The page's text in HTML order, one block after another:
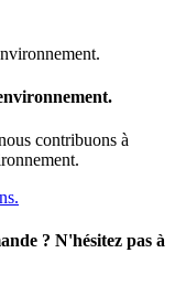
contribuons à
? N'hésitez pas à